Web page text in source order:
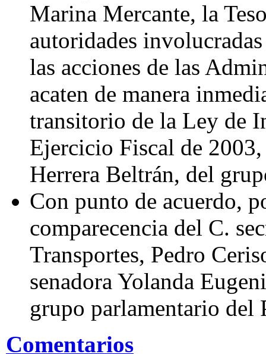
Marina Mercante, la
autoridades
las acciones de las
acaten de manera
transitorio de la Ley de
Ejercicio Fiscal de
Herrera Beltrán, del
Con punto de acuerdo,
comparecencia del C.
Transportes, Pedro
senadora Yolanda
grupo parlamentario del
Comentarios